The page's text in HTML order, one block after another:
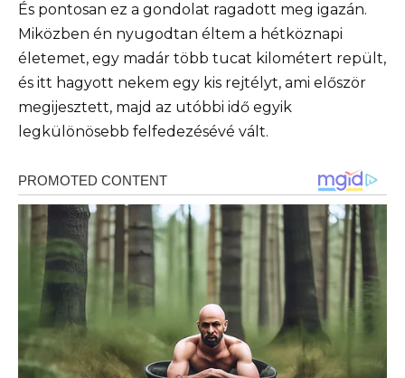
És pontosan ez a gondolat ragadott meg igazán.
Miközben én nyugodtan éltem a hétköznapi
életemet, egy madár több tucat kilométert repült,
és itt hagyott nekem egy kis rejtélyt, ami először
megijesztett, majd az utóbbi idő egyik
legkülönösebb felfedezésévé vált.